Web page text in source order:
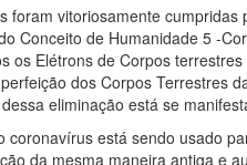
​​foram vitoriosamente
Conceito de Humanidade 5 -
os Elétrons de Corpos
dos Corpos Terrestres
eliminação está se
coronavírus está sendo usado
da mesma maneira antiga e